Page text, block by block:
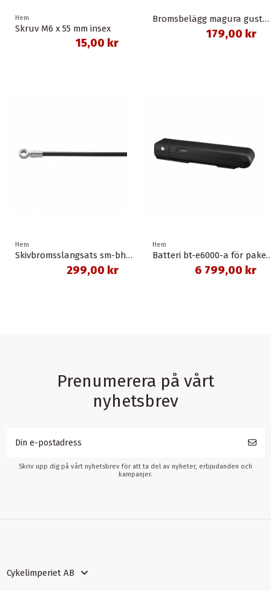
Hem
Skruv M6 x 55 mm insex
15,00 kr
Bromsbelägg magura gustav m organisk union
179,00 kr
Hem
Skivbromsslangsats sm-bh90-sbs 1,0 meter banjo svart shimano
299,00 kr
Hem
Batteri bt-e6000-a för
6 799,00 kr
Prenumerera på vårt
nyhetsbrev
Skriv upp dig på vårt nyhetsbrev för att ta del av nyheter, erbjudanden och
kampanjer.
Cykelimperiet AB